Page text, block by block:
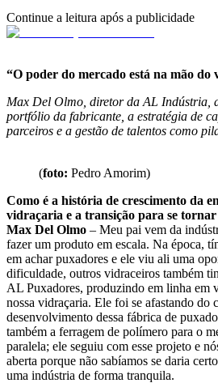
Continue a leitura após a publicidade
“O poder do mercado está na mão do
Max Del Olmo, diretor da AL Indústria,
portfólio da fabricante, a estratégia de
parceiros e a gestão de talentos como
(foto: Pedro Amorim)
Como é a história de crescimento da
vidraçaria e a transição para se
Max Del Olmo – Meu pai vem da
fazer um produto em escala. Na época,
em achar puxadores e ele viu ali uma
dificuldade, outros vidraceiros também
AL Puxadores, produzindo em linha em
nossa vidraçaria. Ele foi se afastando do
desenvolvimento dessa fábrica de
também a ferragem de polímero para o
paralela; ele seguiu com esse projeto e
aberta porque não sabíamos se daria
uma indústria de forma tranquila.